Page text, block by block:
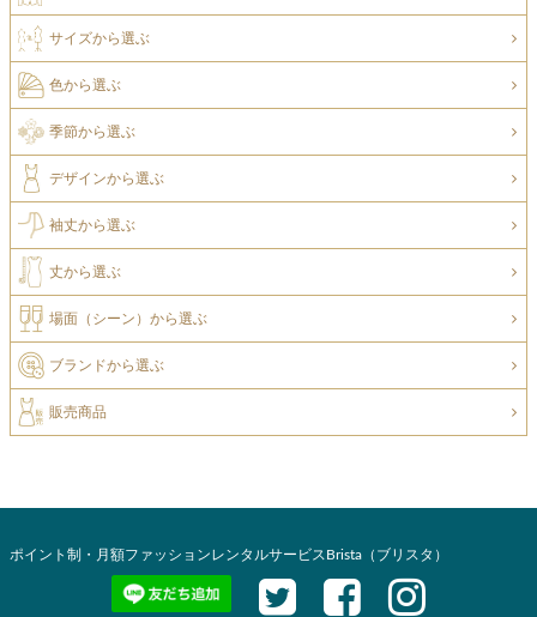
サイズから選ぶ
色から選ぶ
季節から選ぶ
デザインから選ぶ
袖丈から選ぶ
丈から選ぶ
場面（シーン）から選ぶ
ブランドから選ぶ
販売商品
ポイント制・月額ファッションレンタルサービスBrista（ブリスタ）